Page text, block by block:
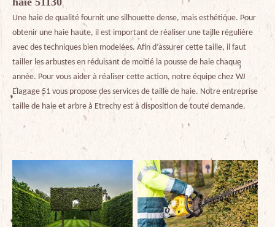
Une haie de qualité fournit une silhouette dense, mais esthétique. Pour
obtenir une haie haute, il est important de réaliser une taille régulière
avec des techniques bien modelées. Afin d’assurer cette taille, il faut
tailler les arbustes en réduisant de moitié la pousse de haie chaque
année. Pour vous aider à réaliser cette action, notre équipe chez WJ
Elagage 51 vous propose des services de taille de haie. Notre entreprise
taille de haie et arbre à Etrechy est à disposition de toute demande.